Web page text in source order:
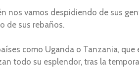
nos vamos despidiendo de sus
de sus rebaños.
como Uganda o Tanzania, que
todo su esplendor, tras la